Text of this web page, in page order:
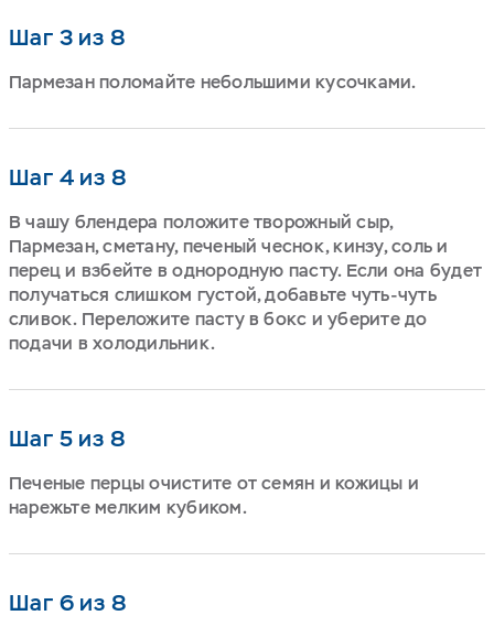
Шаг 3 из 8
Пармезан поломайте небольшими кусочками.
Шаг 4 из 8
В чашу блендера положите творожный сыр,
Пармезан, сметану, печеный чеснок, кинзу, соль и
перец и взбейте в однородную пасту. Если она будет
получаться слишком густой, добавьте чуть-чуть
сливок. Переложите пасту в бокс и уберите до
подачи в холодильник.
Шаг 5 из 8
Печеные перцы очистите от семян и кожицы и
нарежьте мелким кубиком.
Шаг 6 из 8